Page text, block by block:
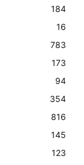
184
16
783
173
94
354
816
145
123